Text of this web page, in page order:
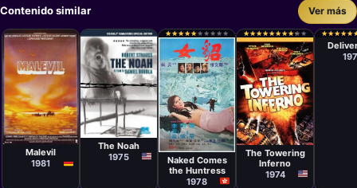
Contenido similar Ver más
Película
Christian de
Chalonge
Malevil
1981
Película
Daniel Bourla
The Noah
1975
★
★★
★★
★★
★★
★★
★ ★
★ ★
★ ★
★ ★
★
Película
Huang Feng
Naked Comes
the Huntress
1978
★
★★
★★
★★
★★
★★
★★
★★
★★
★ ★
★
Película
John
Guillermin
The Towering
Inferno
1974
★
★★
★★
★★
★★
★
John